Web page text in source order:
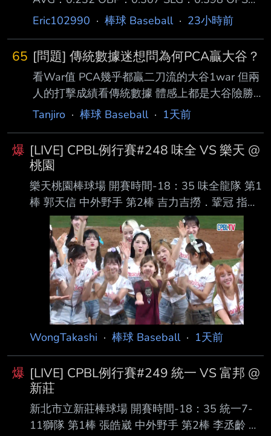
0.705 【第一打席】空振 【第二打席】四球
［180.6km , 12度］ 今天一日一善林安可，前
三打席對左投兩次三振一個四壞球保送，第四打
席面對右投擊出近 期最強勁的一球，初速約
112mph形成二壘安打，賽後OPS站回0.7。 ---
- Sent from BePTT on my Samsung SM-S9360
--
Eric102990 · 棒球 Baseball· 23小時前
65 [問題] 傳統數據迷想問為何PCA贏大谷？
看War值 PCA幾乎都贏二刀流的大谷1war 但兩
人的打擊成績看傳統數據 體感上都是大谷險勝
大谷又有ACE等級的投球成績 為何進階數據好
Tanjiro · 棒球 Baseball· 1天前
爆 [LIVE] CPBL例行賽#248 味全 VS 樂天 @
桃園
樂天桃園棒球場 開賽時間-18：35 味全龍隊 第1
棒 郭天信 中外野手 第2棒 吉力吉撈．鞏冠 指定
打擊 第3棒 朱育賢 一壘手 第4棒 劉基鴻 三壘手
第5棒 李凱威 二壘手 第6棒 張政禹 游擊手 第7棒
張祐嘉 右外野手 第8棒 蔣少宏 捕手 第9棒 陳子
豪 左外野手 先發投手 鋼龍 樂天桃猿隊 第1棒 陳
晨威 右外野手 第2棒 林政華 中外野手 第3棒
威 克 指定打擊 第4棒 林智平 一壘手 第5棒 張
趙紘 左外野手 第6棒 林子偉 二壘手 第7棒 梁家
榮 三壘手 第8棒 嚴宏鈞 捕手 第9棒
WongTakashi · 棒球 Baseball· 1天前
爆 [LIVE] CPBL例行賽#249 統一 VS 富邦 @
新莊
新北市立新莊棒球場 開賽時間-18：35 統一7-
11獅隊 第1棒 張皓崴 中外野手 第2棒 李丞齡 右